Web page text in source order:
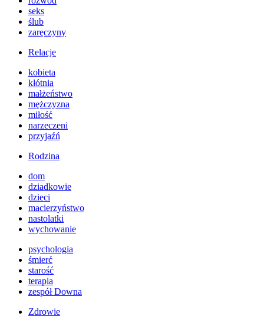
seks
ślub
zaręczyny
Relacje
kobieta
kłótnia
małżeństwo
mężczyzna
miłość
narzeczeni
przyjaźń
Rodzina
dom
dziadkowie
dzieci
macierzyństwo
nastolatki
wychowanie
psychologia
śmierć
starość
terapia
zespół Downa
Zdrowie